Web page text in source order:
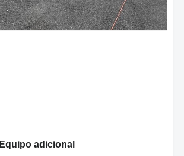
Equipo adicional